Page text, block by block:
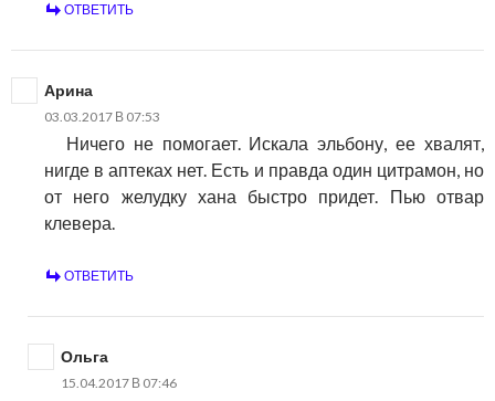
ОТВЕТИТЬ
Арина
03.03.2017 В 07:53
Ничего не помогает. Искала эльбону, ее хвалят,
нигде в аптеках нет. Есть и правда один цитрамон, но
от него желудку хана быстро придет. Пью отвар
клевера.
ОТВЕТИТЬ
Ольга
15.04.2017 В 07:46